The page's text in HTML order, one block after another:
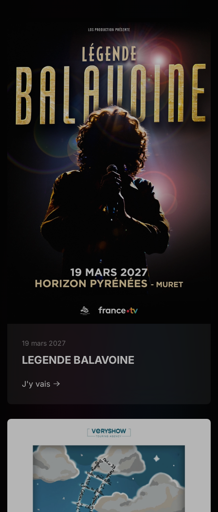
19 mars 2027
LEGENDE BALAVOINE
J'y vais